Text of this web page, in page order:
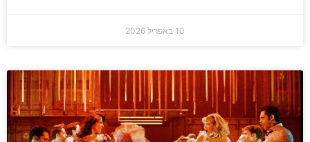
10 באפריל 2026